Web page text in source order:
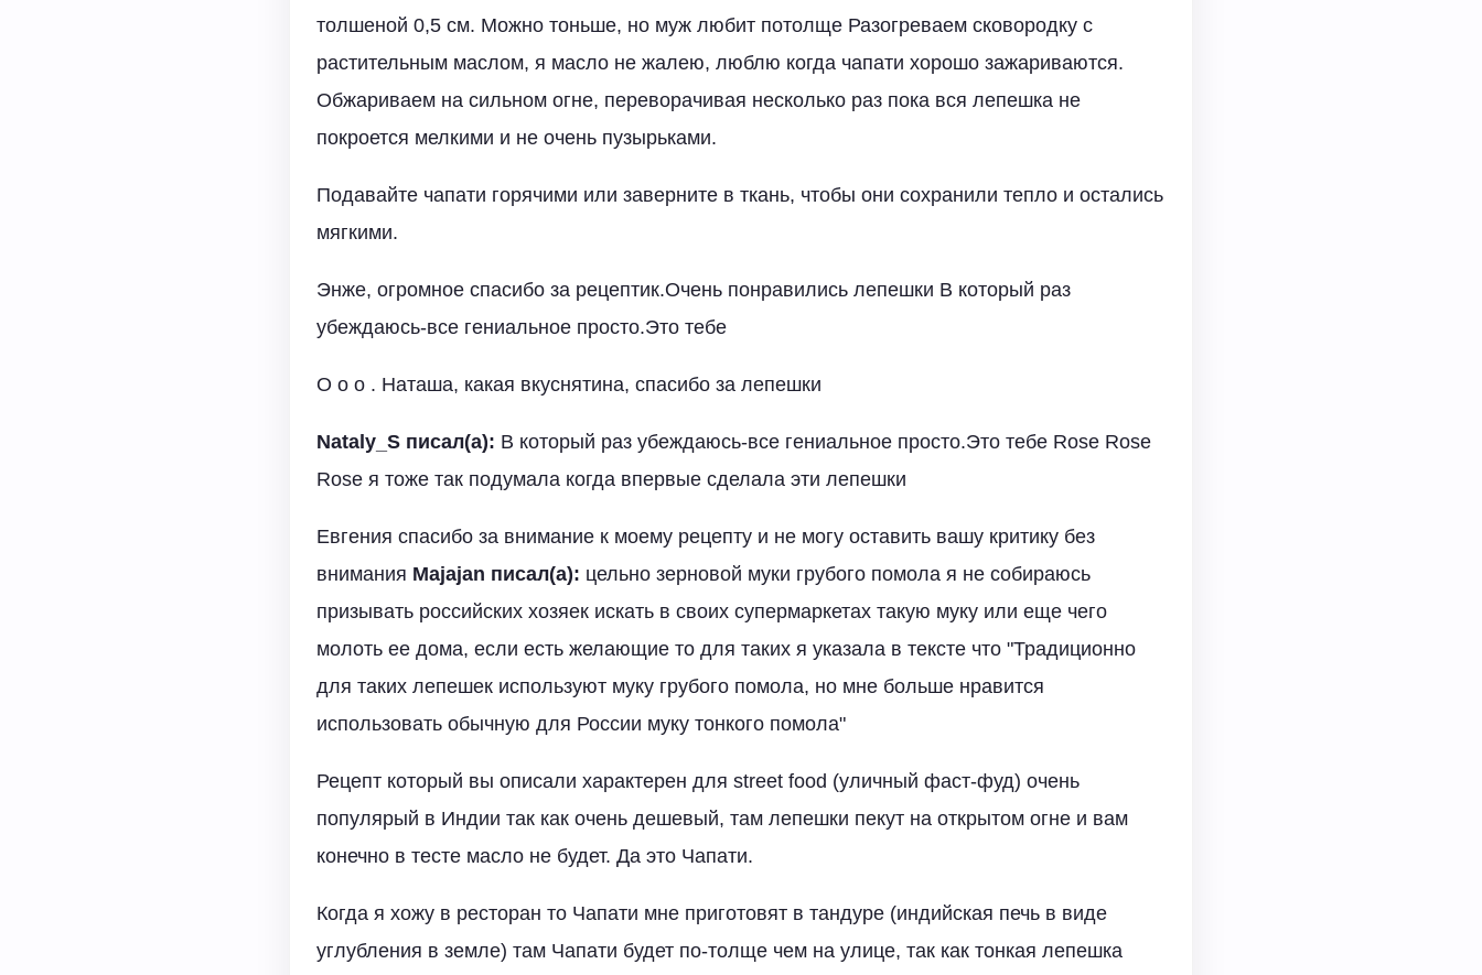
толшеной 0,5 см. Можно тоньше, но муж любит потолще Разогреваем сковородку с
растительным маслом, я масло не жалею, люблю когда чапати хорошо зажариваются.
Обжариваем на сильном огне, переворачивая несколько раз пока вся лепешка не
покроется мелкими и не очень пузырьками.
Подавайте чапати горячими или заверните в ткань, чтобы они сохранили тепло и остались
мягкими.
Энже, огромное спасибо за рецептик.Очень понравились лепешки В который раз
убеждаюсь-все гениальное просто.Это тебе
О о о . Наташа, какая вкуснятина, спасибо за лепешки
Nataly_S писал(а): В который раз убеждаюсь-все гениальное просто.Это тебе Rose Rose
Rose я тоже так подумала когда впервые сделала эти лепешки
Евгения спасибо за внимание к моему рецепту и не могу оставить вашу критику без
внимания Majajan писал(а): цельно зерновой муки грубого помола я не собираюсь
призывать российских хозяек искать в своих супермаркетах такую муку или еще чего
молоть ее дома, если есть желающие то для таких я указала в тексте что "Традиционно
для таких лепешек используют муку грубого помола, но мне больше нравится
использовать обычную для России муку тонкого помола"
Рецепт который вы описали характерен для street food (уличный фаст-фуд) очень
популярый в Индии так как очень дешевый, там лепешки пекут на открытом огне и вам
конечно в тесте масло не будет. Да это Чапати.
Когда я хожу в ресторан то Чапати мне приготовят в тандуре (индийская печь в виде
углубления в земле) там Чапати будет по-толще чем на улице, так как тонкая лепешка